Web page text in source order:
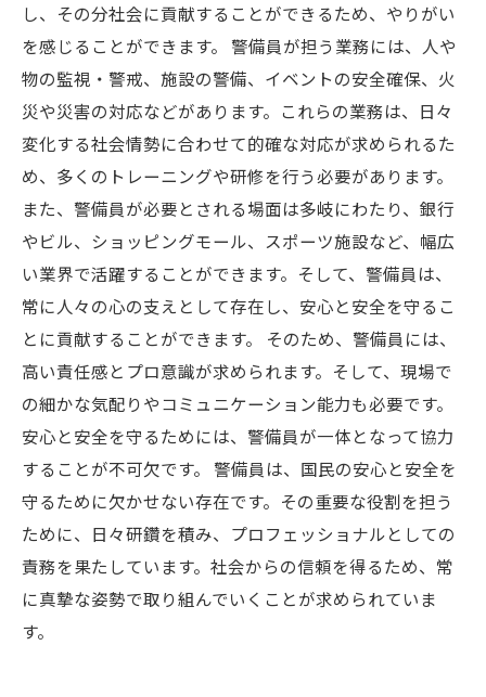
し、その分社会に貢献することができるため、やりがい
を感じることができます。 警備員が担う業務には、人や
物の監視・警戒、施設の警備、イベントの安全確保、火
災や災害の対応などがあります。これらの業務は、日々
変化する社会情勢に合わせて的確な対応が求められるた
め、多くのトレーニングや研修を行う必要があります。
また、警備員が必要とされる場面は多岐にわたり、銀行
やビル、ショッピングモール、スポーツ施設など、幅広
い業界で活躍することができます。そして、警備員は、
常に人々の心の支えとして存在し、安心と安全を守るこ
とに貢献することができます。 そのため、警備員には、
高い責任感とプロ意識が求められます。そして、現場で
の細かな気配りやコミュニケーション能力も必要です。
安心と安全を守るためには、警備員が一体となって協力
することが不可欠です。 警備員は、国民の安心と安全を
守るために欠かせない存在です。その重要な役割を担う
ために、日々研鑽を積み、プロフェッショナルとしての
責務を果たしています。社会からの信頼を得るため、常
に真摯な姿勢で取り組んでいくことが求められていま
す。